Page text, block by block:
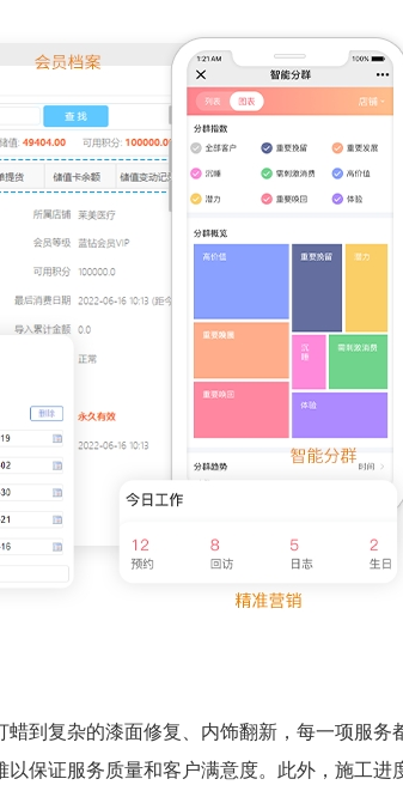
到复杂的漆面修复、内饰翻新，每一项服务
保证服务质量和客户满意度。此外，施工进